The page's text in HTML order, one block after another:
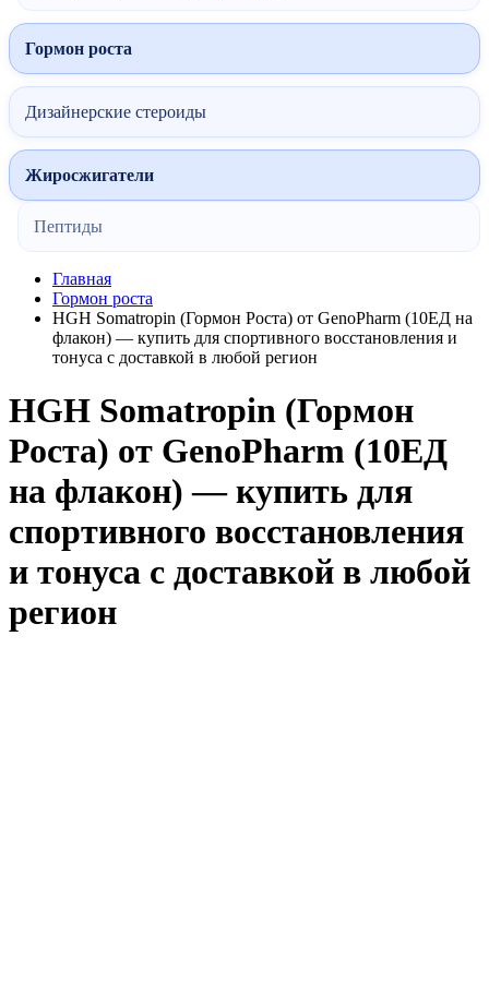
Гормон роста
Дизайнерские стероиды
Жиросжигатели
Пептиды
Главная
Гормон роста
HGH Somatropin (Гормон Роста) от GenoPharm (10ЕД на
флакон) — купить для спортивного восстановления и
тонуса с доставкой в любой регион
HGH Somatropin (Гормон
Роста) от GenoPharm (10ЕД
на флакон) — купить для
спортивного восстановления
и тонуса с доставкой в любой
регион